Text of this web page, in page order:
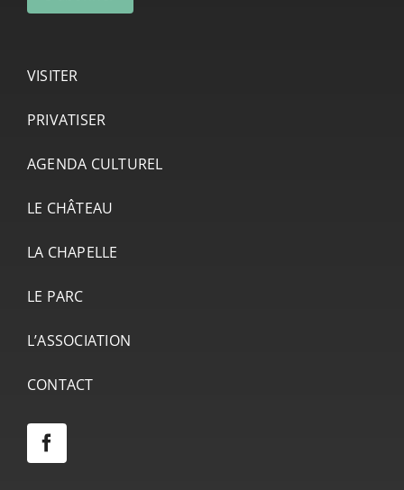
VISITER
PRIVATISER
AGENDA CULTUREL
LE CHÂTEAU
LA CHAPELLE
LE PARC
L’ASSOCIATION
CONTACT